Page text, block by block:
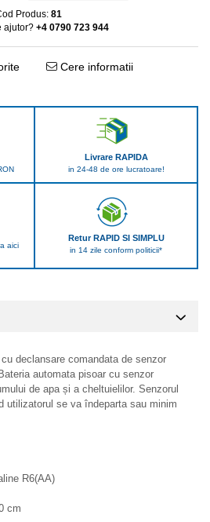
Produs: 81
ajutor? +4 0790 723 944
Cere informatii
Livrare RAPIDA
in 24-48 de ore lucratoare!
aici
Retur RAPID SI SIMPLU
in 14 zile conform politicii*
declansare comandata de senzor
automata pisoar cu senzor
de apa și a cheltuielilor. Senzorul
utilizatorul se va îndeparta sau minim
R6(AA)
cm